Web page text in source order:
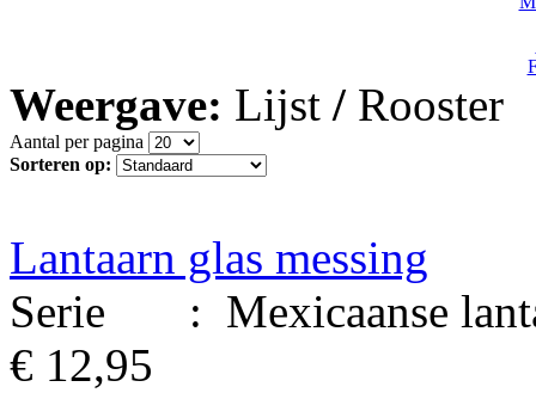
Weergave: Lijst / Rooster
Aantal per pagina
Sorteren op:
Lantaarn glas messing
Serie : Mexicaanse
€ 12,95